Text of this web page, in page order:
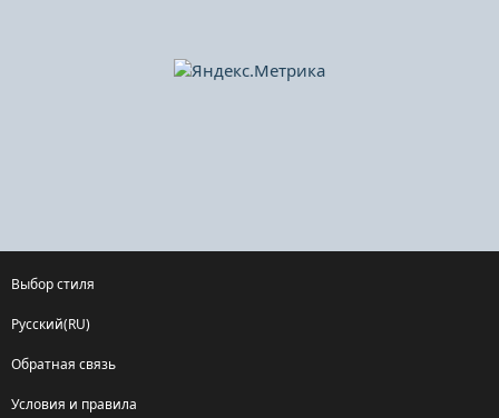
Выбор стиля
Русский(RU)
Обратная связь
Условия и правила